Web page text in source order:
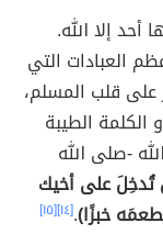
أحد إلا الله.
العبادات التي
على قلب المسلم،
الكلمة الطيبة
-صلى الله
تُدخِلَ على أخيك
خبزًا).[١٤] [١٥]